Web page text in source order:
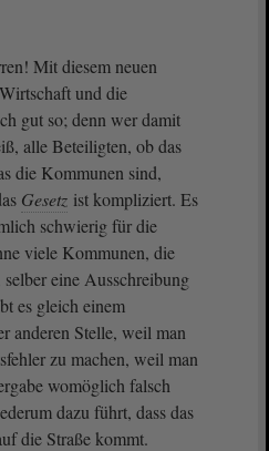
Mit diesem neuen
und die
gut so; denn wer damit
alle Beteiligten, ob das
die Kommunen sind,
Gesetz ist kompliziert. Es
schwierig für die
viele Kommunen, die
eine Ausschreibung
es gleich einem
anderen Stelle, weil man
zu machen, weil man
womöglich falsch
dazu führt, dass das
die Straße kommt.